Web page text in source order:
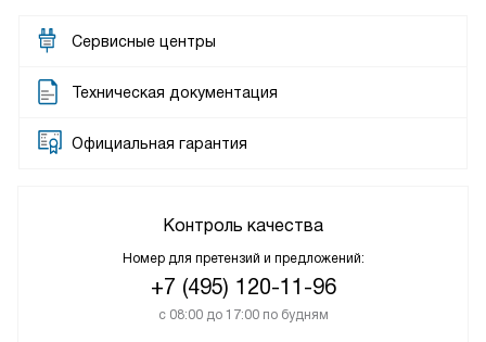
Сервисные центры
Техническая документация
Официальная гарантия
Контроль качества
Номер для претензий и предложений:
+7 (495) 120-11-96
с 08:00 до 17:00 по будням